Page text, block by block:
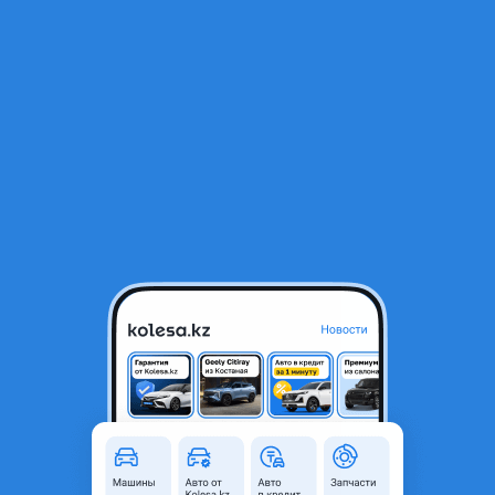
Стекло фары на land cruiser 200
Алматы, Алматинская